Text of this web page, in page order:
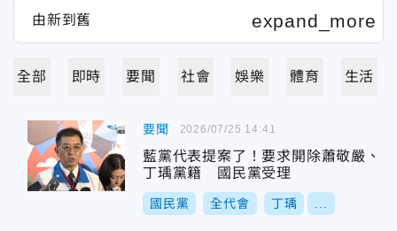
全部 即時 要聞 社會 娛樂 體育 生活
要聞
藍黨代表提案了！要求開除蕭敬嚴、
丁瑀黨籍 國民黨受理
國民黨 全代會 丁瑀
2026/07/25 14:41